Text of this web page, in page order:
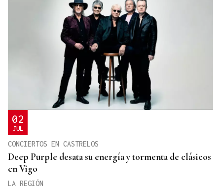
02
JUL
CONCIERTOS EN CASTRELOS
Deep Purple desata su energía y tormenta de clásicos
en Vigo
LA REGIÓN